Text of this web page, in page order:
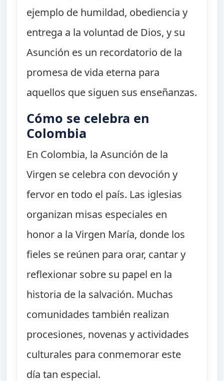
ejemplo de humildad, obediencia y
entrega a la voluntad de Dios, y su
Asunción es un recordatorio de la
promesa de vida eterna para
aquellos que siguen sus enseñanzas.
Cómo se celebra en
Colombia
En Colombia, la Asunción de la
Virgen se celebra con devoción y
fervor en todo el país. Las iglesias
organizan misas especiales en
honor a la Virgen María, donde los
fieles se reúnen para orar, cantar y
reflexionar sobre su papel en la
historia de la salvación. Muchas
comunidades también realizan
procesiones, novenas y actividades
culturales para conmemorar este
día tan especial.